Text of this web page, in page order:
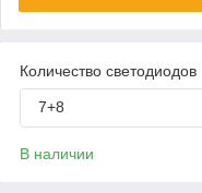
Количество светодиодов
7+8
В наличии